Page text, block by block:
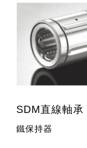
SDM直線軸承
鐵保持器